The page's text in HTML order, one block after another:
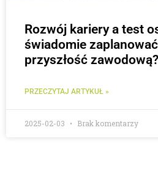
Rozwój kariery a test
świadomie
przyszłość zawodową?
PRZECZYTAJ ARTYKUŁ »
2025-02-03 Brak komentarzy